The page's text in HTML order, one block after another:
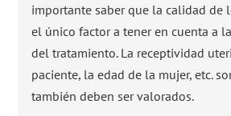
importante saber que la calidad de
el único factor a tener en cuenta a
del tratamiento. La receptividad
paciente, la edad de la mujer, etc.
también deben ser valorados.